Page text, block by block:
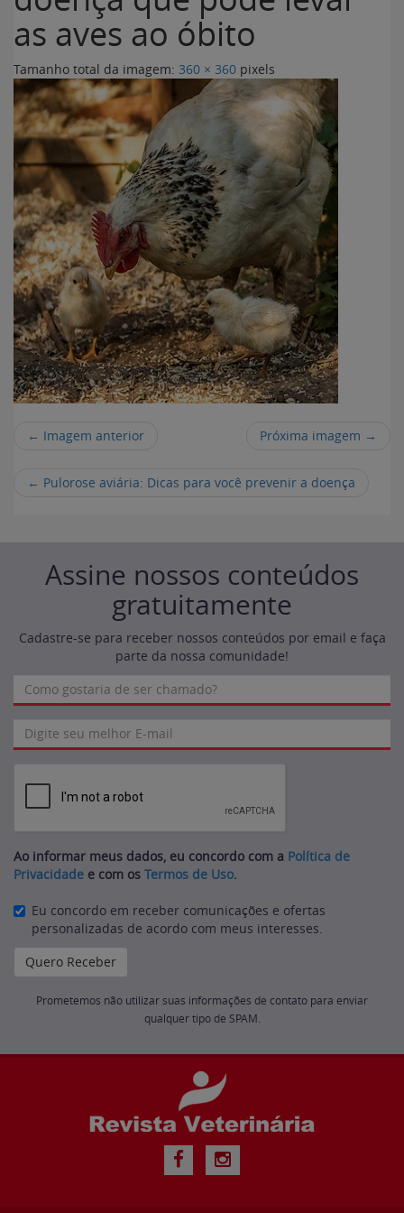
as aves ao óbito
Tamanho total da imagem: 360 × 360 pixels
← Imagem anterior Próxima imagem →
← Pulorose aviária: Dicas para você prevenir a doença
Assine nossos conteúdos
gratuitamente
Cadastre-se para receber nossos conteúdos por email e faça
parte da nossa comunidade!
Ao informar meus dados, eu concordo com a Política de
Privacidade e com os Termos de Uso.
Eu concordo em receber comunicações e ofertas
personalizadas de acordo com meus interesses.
Prometemos não utilizar suas informações de contato para enviar
qualquer tipo de SPAM.